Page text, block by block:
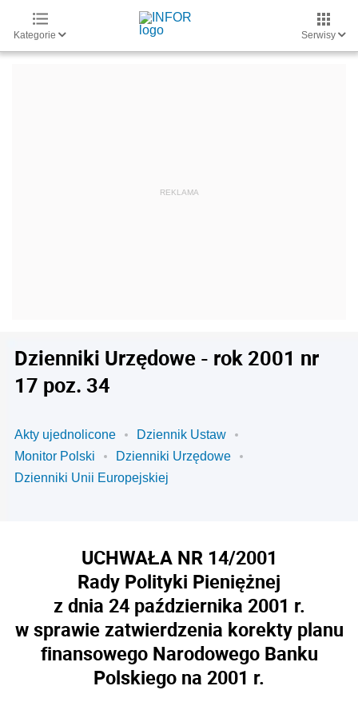
Kategorie Serwisy
Dzienniki Urzędowe - rok 2001 nr
17 poz. 34
Akty ujednolicone
Dziennik Ustaw
Monitor Polski
Dzienniki Urzędowe
Dzienniki Unii Europejskiej
UCHWAŁA NR 14/2001
Rady Polityki Pieniężnej
z dnia 24 października 2001 r.
w sprawie zatwierdzenia korekty planu
finansowego Narodowego Banku
Polskiego na 2001 r.